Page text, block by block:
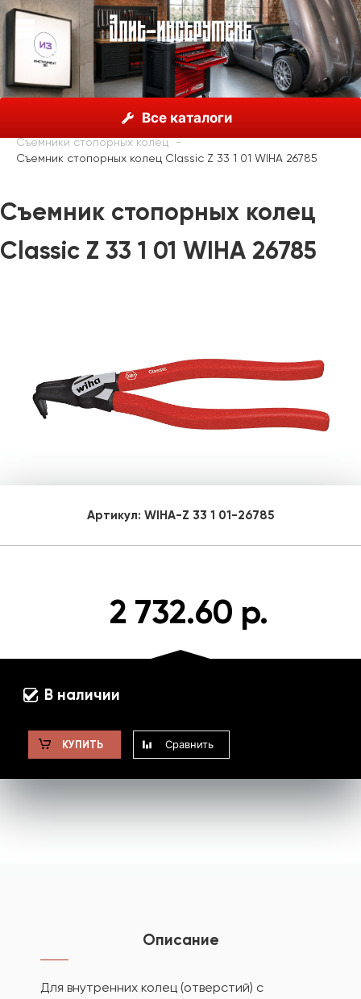
Все каталоги
Инструмент Wiha, Германия
Шарнирно-губцевый инструмент
Съемники стопорных колец
Съемник стопорных колец Classic Z 33 1 01 WIHA 26785
Съемник стопорных колец
Classic Z 33 1 01 WIHA 26785
Артикул: WIHA-Z 33 1 01-26785
2 732.60 р.
В наличии
КУПИТЬ Сравнить
Описание
Для внутренних колец (отверстий) с